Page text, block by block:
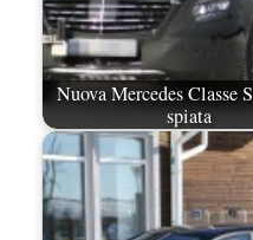
Nuova Mercedes Classe
spiata